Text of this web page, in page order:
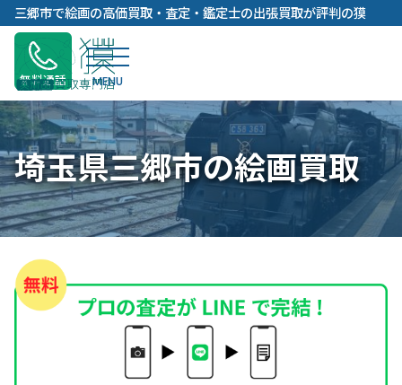
内
容
キ
ッ
プ
三郷市で絵画の高価買取・査定・鑑定士の出張買取が評判の獏
無料通話
埼玉県三郷市の絵画買取